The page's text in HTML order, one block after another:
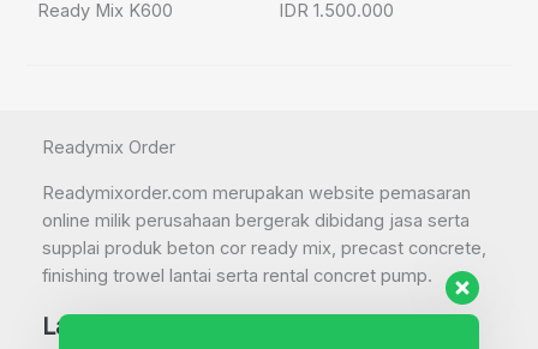
Ready Mix K600 IDR 1.500.000
Readymix Order
Readymixorder.com merupakan website pemasaran
online milik perusahaan bergerak dibidang jasa serta
supplai produk beton cor ready mix, precast concrete,
finishing trowel lantai serta rental concret pump.
Layanan